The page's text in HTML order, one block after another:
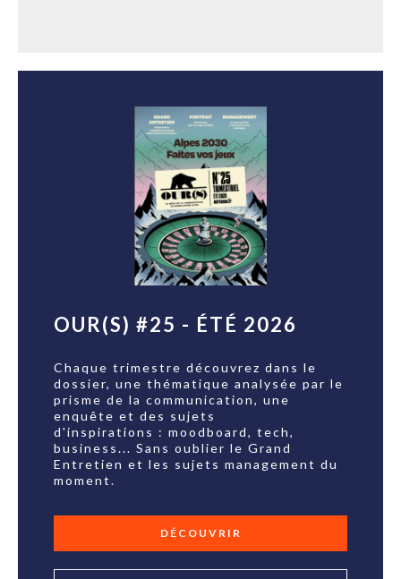
OUR(S) #25 - ÉTÉ 2026
Chaque trimestre découvrez dans le
dossier, une thématique analysée par le
prisme de la communication, une
enquête et des sujets
d'inspirations : moodboard, tech,
business... Sans oublier le Grand
Entretien et les sujets management du
moment.
DÉCOUVRIR